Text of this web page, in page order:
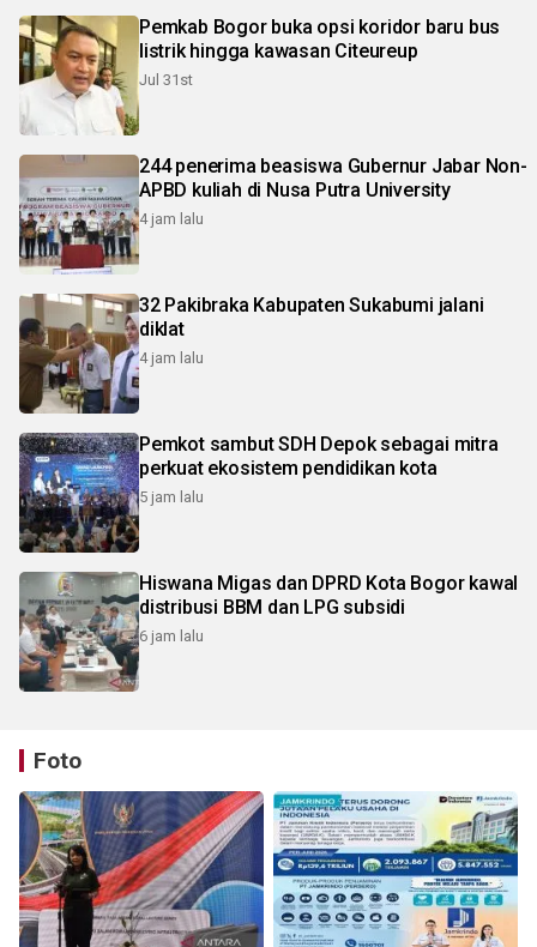
Pemkab Bogor buka opsi koridor baru bus
listrik hingga kawasan Citeureup
Jul 31st
244 penerima beasiswa Gubernur Jabar Non-
APBD kuliah di Nusa Putra University
4 jam lalu
32 Pakibraka Kabupaten Sukabumi jalani
diklat
4 jam lalu
Pemkot sambut SDH Depok sebagai mitra
perkuat ekosistem pendidikan kota
5 jam lalu
Hiswana Migas dan DPRD Kota Bogor kawal
distribusi BBM dan LPG subsidi
6 jam lalu
Foto